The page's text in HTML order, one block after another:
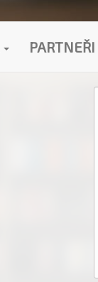
PARTNEŘI